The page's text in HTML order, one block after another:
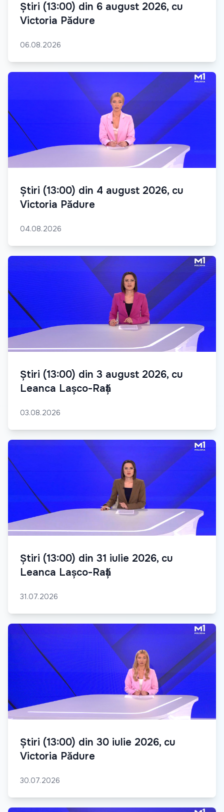
Știri (13:00) din 6 august 2026, cu
Victoria Pădure
06.08.2026
Știri (13:00) din 4 august 2026, cu
Victoria Pădure
04.08.2026
Știri (13:00) din 3 august 2026, cu
Leanca Lașco-Rață
03.08.2026
Știri (13:00) din 31 iulie 2026, cu
Leanca Lașco-Rață
31.07.2026
Știri (13:00) din 30 iulie 2026, cu
Victoria Pădure
30.07.2026